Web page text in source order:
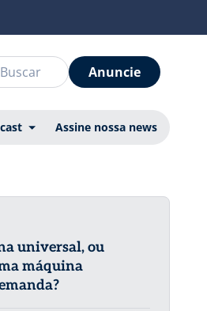
Anuncie
Assine nossa news
universal, ou
máquina